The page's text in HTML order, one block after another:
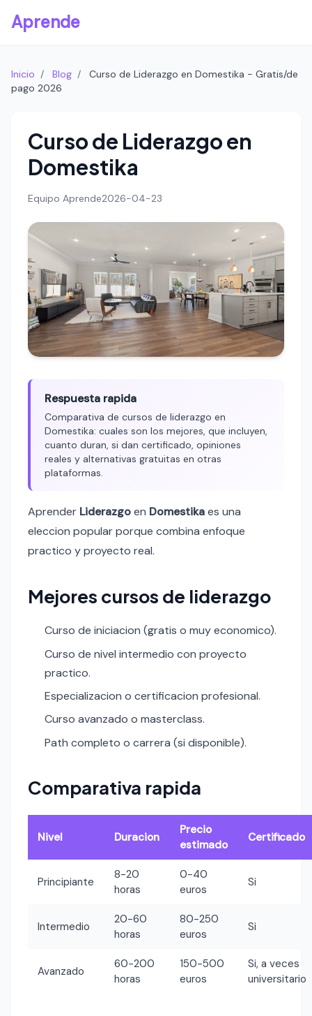
Aprende
Inicio / Blog /
Curso de Liderazgo en Domestika - Gratis/de
pago 2026
Curso de Liderazgo en
Domestika
Equipo Aprende2026-04-23
Respuesta rapida
Comparativa de cursos de liderazgo en
Domestika: cuales son los mejores, que incluyen,
cuanto duran, si dan certificado, opiniones
reales y alternativas gratuitas en otras
plataformas.
Aprender Liderazgoen Domestikaes una
eleccion popular porque combina enfoque
practico y proyecto real.
Mejores cursos de liderazgo
Curso de iniciacion (gratis o muy economico).
Curso de nivel intermedio con proyecto
practico.
Especializacion o certificacion profesional.
Curso avanzado o masterclass.
Path completo o carrera (si disponible).
Comparativa rapida
Nivel Duracion
Precio
estimado
Certificado
Principiante
8-20
horas
0-40
euros
Si
Intermedio
20-60
horas
80-250
euros
Si
Avanzado
60-200
horas
150-500
euros
Si, a veces
universitario